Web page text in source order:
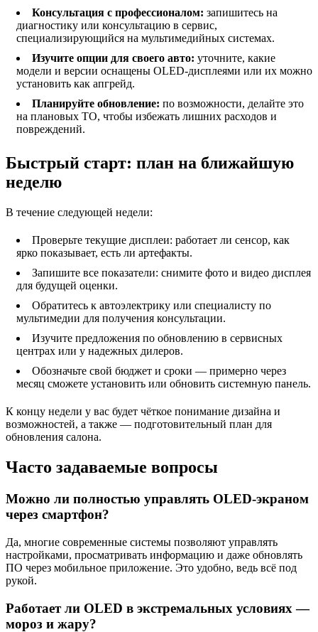
Консультация с профессионалом: запишитесь на
диагностику или консультацию в сервис,
специализирующийся на мультимедийных системах.
Изучите опции для своего авто: уточните, какие
модели и версии оснащены OLED-дисплеями или их можно
установить как апгрейд.
Планируйте обновление: по возможности, делайте это
на плановых ТО, чтобы избежать лишних расходов и
повреждений.
Быстрый старт: план на ближайшую
неделю
В течение следующей недели:
Проверьте текущие дисплеи: работает ли сенсор, как
ярко показывает, есть ли артефакты.
Запишите все показатели: снимите фото и видео дисплея
для будущей оценки.
Обратитесь к автоэлектрику или специалисту по
мультимедии для получения консультации.
Изучите предложения по обновлению в сервисных
центрах или у надежных дилеров.
Обозначьте свой бюджет и сроки — примерно через
месяц сможете установить или обновить системную панель.
К концу недели у вас будет чёткое понимание дизайна и
возможностей, а также — подготовительный план для
обновления салона.
Часто задаваемые вопросы
Можно ли полностью управлять OLED-экраном
через смартфон?
Да, многие современные системы позволяют управлять
настройками, просматривать информацию и даже обновлять
ПО через мобильное приложение. Это удобно, ведь всё под
рукой.
Работает ли OLED в экстремальных условиях —
мороз и жару?